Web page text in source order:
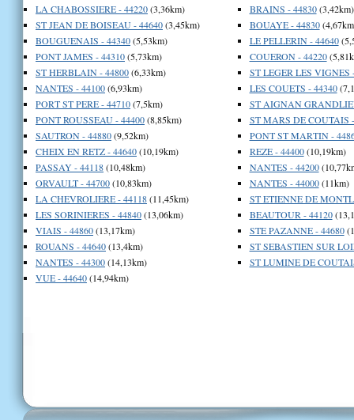
LA CHABOSSIERE - 44220(3,36km)
ST JEAN DE BOISEAU - 44640(3,45km)
BOUGUENAIS - 44340(5,53km)
PONT JAMES - 44310(5,73km)
ST HERBLAIN - 44800(6,33km)
NANTES - 44100(6,93km)
PORT ST PERE - 44710(7,5km)
PONT ROUSSEAU - 44400(8,85km)
SAUTRON - 44880(9,52km)
CHEIX EN RETZ - 44640(10,19km)
PASSAY - 44118(10,48km)
ORVAULT - 44700(10,83km)
LA CHEVROLIERE - 44118(11,45km)
LES SORINIERES - 44840(13,06km)
VIAIS - 44860(13,17km)
ROUANS - 44640(13,4km)
NANTES - 44300(14,13km)
VUE - 44640(14,94km)
BRAINS - 44830(3,42km)
BOUAYE - 44830
LE PELLERIN - 44640
COUERON - 44220
ST LEGER LES VIGNES
LES COUETS - 44340
ST AIGNAN
ST MARS DE COUTAIS
PONT ST MARTIN -
REZE - 44400(10,19km)
NANTES - 44200
NANTES - 44000(11km)
ST ETIENNE DE
BEAUTOUR - 44120
STE PAZANNE - 44680
ST SEBASTIEN SUR
ST LUMINE DE